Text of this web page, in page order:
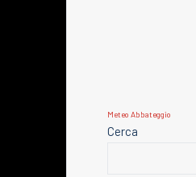
Meteo Abbateggio
Cerca